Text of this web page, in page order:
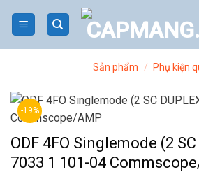
Sản phẩm / Phụ kiện
-19%
ODF 4FO Singlemode (2
7033 1 101-04